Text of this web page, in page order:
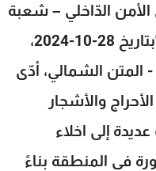
الدّاخلي – شعبة
العلاقات العامّة البلاغ التّالي: "بتاريخ 28-10-2024،
الشمالي، أدّى
والأشجار
إلى اخلاء
في المنطقة بناءً